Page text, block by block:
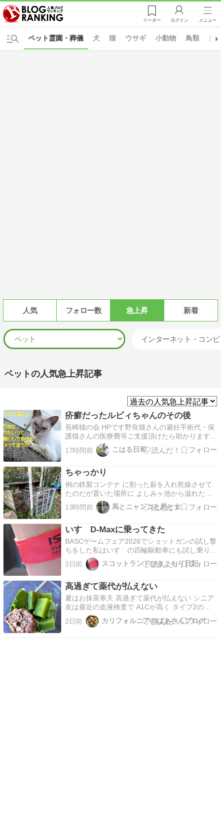
リーダー ログイン メニュー
犬 猫 ウサギ 小動物 鳥類 魚
ペット霊園・葬儀
人気 フォロー数 急上昇 新着
インターネット・コン
ペットの人気急上昇記事
疥癬だったルビィちゃんのその後
長崎猫の会.HPです野良猫さんの避妊手術代・保
護猫さんの医療費等ご支援頂けたら助かります。
※ご寄付お振込口座はホームページに掲載してい
ます※お買い物なら楽天市場で！猫缶パウチはち
フードや療養食はこちらもお勧めです人気の楽天
24さん療…
17時間前 こはる日和.
ちゃっかり
例の鉄製コンテナ に割った薪を入れ乾燥させて
たのだが置いた場所に よしみヶ池から溢れた沢
水が流れるようになってしまい湿度が高い状態
に。 薪ストーブの焚き付け用ドロヤナギの乾燥
井まで手積みしたった。 腕パンパン。コチラの
棚にも積もうとした…
13時間前 馬とニャンコと男と女
いすゞD-Maxに乗ってきた
BASCゲームフェア2026でショットガンの試し撃
ちをした私はいすゞの四輪駆動車にも試し乗りを
しました。 あれ？ これ、同列で語るといすゞに
ご迷惑・・・？ ともあれ。 昨年出かけたスコッ
場内の川にざぶざぶ侵…
2日前 スコットランドひきこもり日記
高過ぎて薬代が払えない
夏はお抹茶寒天 高過ぎて薬代が払えない シニア
友は最近の血液検査で A1Cが高く タイプ2の糖
尿病と診断されたので 新しい薬が出ました 処方
箋を持って薬局へ行くと なんと！ 一か月分の薬
2日前 カリフォルニアのばあさんブログ